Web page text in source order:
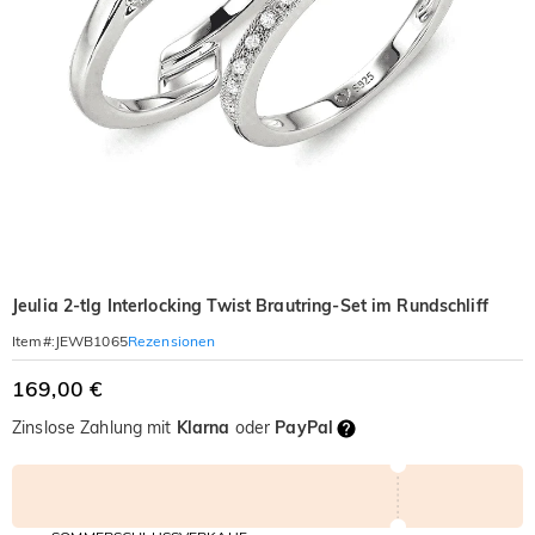
Jeulia 2-tlg Interlocking Twist Brautring-Set im Rundschliff
Item#: JEWB1065Rezensionen
169,00 €
Zinslose Zahlung mit Klarna oder PayPal